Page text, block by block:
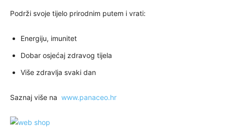
Podrži svoje tijelo prirodnim putem i vrati:
Energiju, imunitet
Dobar osjećaj zdravog tijela
Više zdravlja svaki dan
Saznaj više na www.panaceo.hr